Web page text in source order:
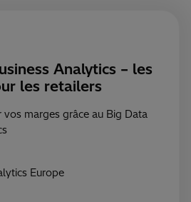
Analytics – les
les retailers
marges grâce au Big Data
Europe